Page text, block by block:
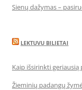
Sienų dažymas –
LEKTUVU BILIETAI
Kaip išsirinkti geriausią
Žieminių padangų